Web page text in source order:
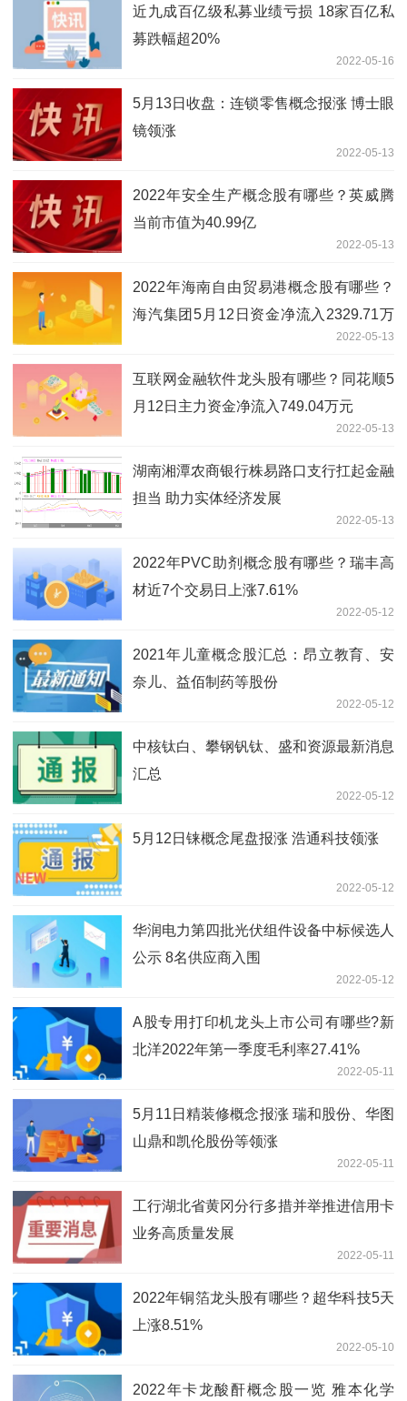
近九成百亿级私募业绩亏损 18家百亿私
募跌幅超20%
2022-05-16
5月13日收盘：连锁零售概念报涨 博士眼
镜领涨
2022-05-13
2022年安全生产概念股有哪些？英威腾
当前市值为40.99亿
2022-05-13
2022年海南自由贸易港概念股有哪些？
海汽集团5月12日资金净流入2329.71万
2022-05-13
互联网金融软件龙头股有哪些？同花顺5
月12日主力资金净流入749.04万元
2022-05-13
湖南湘潭农商银行株易路口支行扛起金融
担当 助力实体经济发展
2022-05-13
2022年PVC助剂概念股有哪些？瑞丰高
材近7个交易日上涨7.61%
2022-05-12
2021年儿童概念股汇总：昂立教育、安
奈儿、益佰制药等股份
2022-05-12
中核钛白、攀钢钒钛、盛和资源最新消息
汇总
2022-05-12
5月12日铼概念尾盘报涨 浩通科技领涨
2022-05-12
华润电力第四批光伏组件设备中标候选人
公示 8名供应商入围
2022-05-12
A股专用打印机龙头上市公司有哪些?新
北洋2022年第一季度毛利率27.41%
2022-05-11
5月11日精装修概念报涨 瑞和股份、华图
山鼎和凯伦股份等领涨
2022-05-11
工行湖北省黄冈分行多措并举推进信用卡
业务高质量发展
2022-05-11
2022年铜箔龙头股有哪些？超华科技5天
上涨8.51%
2022-05-10
2022年卡龙酸酐概念股一览 雅本化学